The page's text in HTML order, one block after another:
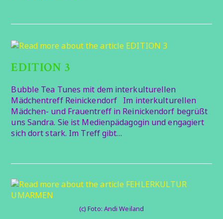
EDITION 3
Bubble Tea Tunes mit dem interkulturellen
Mädchentreff Reinickendorf Im interkulturellen
Mädchen- und Frauentreff in Reinickendorf begrüßt
uns Sandra. Sie ist Medienpädagogin und engagiert
sich dort stark. Im Treff gibt…
(c) Foto: Andi Weiland